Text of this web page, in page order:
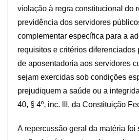
violação à regra constitucional do
previdência dos servidores
complementar específica para a
requisitos e critérios diferenciados
de aposentadoria aos servidores
sejam exercidas sob condições
prejudiquem a saúde ou a
40, § 4º, inc. III, da Constituição
A repercussão geral da matéria foi